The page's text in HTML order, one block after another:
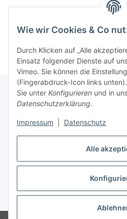
Alle
Wie wir Cookies & Co
Durch Klicken auf „Alle
Einsatz folgender Dienste auf
Vimeo. Sie können die
(Fingerabdruck-Icon links
Sie unter Konfigurieren und in
Datenschutzerklärung.
Impressum Datenschutz
Gesetzliche Informationen
Vertrag
* Alle Preise inkl. gesetzlicher USt., zzgl.